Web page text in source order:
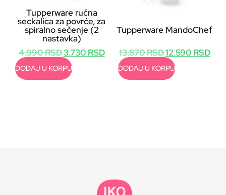
Tupperware ručna
seckalica za povrće, za
spiralno sečenje (2
nastavka)
4.990RSD3.730 RSD
DODAJ U KORPU
Tupperware MandoChef
13.870RSD12.590 RSD
DODAJ U KORPU